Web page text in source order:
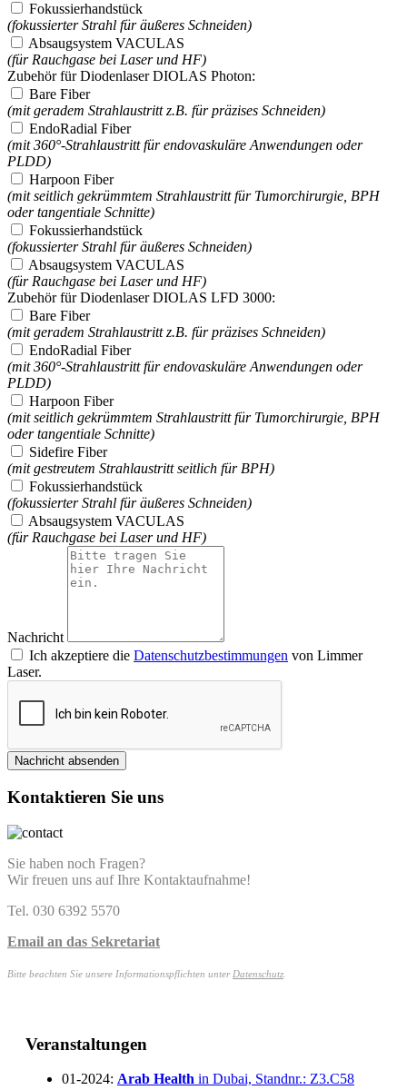
Fokussierhandstück
(fokussierter Strahl für äußeres Schneiden)
Absaugsystem VACULAS
(für Rauchgase bei Laser und HF)
Zubehör für Diodenlaser DIOLAS Photon:
Bare Fiber
(mit geradem Strahlaustritt z.B. für präzises Schneiden)
EndoRadial Fiber
(mit 360°-Strahlaustritt für endovaskuläre Anwendungen oder
PLDD)
Harpoon Fiber
(mit seitlich gekrümmtem Strahlaustritt für Tumorchirurgie, BPH
oder tangentiale Schnitte)
Fokussierhandstück
(fokussierter Strahl für äußeres Schneiden)
Absaugsystem VACULAS
(für Rauchgase bei Laser und HF)
Zubehör für Diodenlaser DIOLAS LFD 3000:
Bare Fiber
(mit geradem Strahlaustritt z.B. für präzises Schneiden)
EndoRadial Fiber
(mit 360°-Strahlaustritt für endovaskuläre Anwendungen oder
PLDD)
Harpoon Fiber
(mit seitlich gekrümmtem Strahlaustritt für Tumorchirurgie, BPH
oder tangentiale Schnitte)
Sidefire Fiber
(mit gestreutem Strahlaustritt seitlich für BPH)
Fokussierhandstück
(fokussierter Strahl für äußeres Schneiden)
Absaugsystem VACULAS
(für Rauchgase bei Laser und HF)
Nachricht
Ich akzeptiere die Datenschutzbestimmungen von Limmer
Laser.
Nachricht absenden
Kontaktieren Sie uns
Sie haben noch Fragen?
Wir freuen uns auf Ihre Kontaktaufnahme!
Tel. 030 6392 5570
Email an das Sekretariat
Bitte beachten Sie unsere Informationspflichten unter Datenschutz
Veranstaltungen
01-2024: Arab Health in Dubai, Standnr.: Z3.C58